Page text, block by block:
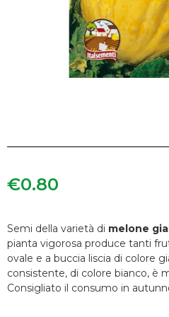
€0.80
Semi della varietà di melone
pianta vigorosa produce tanti
ovale e a buccia liscia di colore
consistente, di colore bianco, è
Consigliato il consumo in